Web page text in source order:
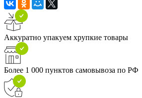
Аккуратно упакуем хрупкие товары
Более 1 000 пунктов самовывоза по РФ